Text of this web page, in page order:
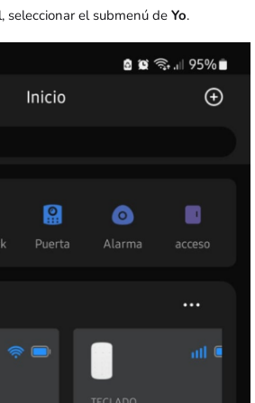
seleccionar el submenú de Yo.